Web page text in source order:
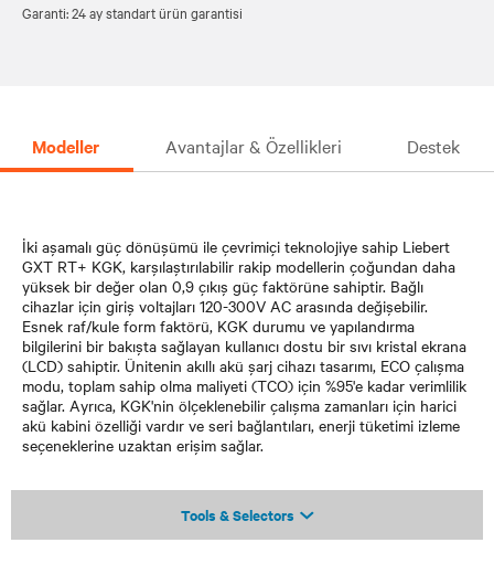
Garanti: 24 ay standart ürün garantisi
Modeller Avantajlar & Özellikleri Destek
İki aşamalı güç dönüşümü ile çevrimiçi teknolojiye sahip Liebert
GXT RT+ KGK, karşılaştırılabilir rakip modellerin çoğundan daha
yüksek bir değer olan 0,9 çıkış güç faktörüne sahiptir. Bağlı
cihazlar için giriş voltajları 120-300V AC arasında değişebilir.
Esnek raf/kule form faktörü, KGK durumu ve yapılandırma
bilgilerini bir bakışta sağlayan kullanıcı dostu bir sıvı kristal ekrana
(LCD) sahiptir. Ünitenin akıllı akü şarj cihazı tasarımı, ECO çalışma
modu, toplam sahip olma maliyeti (TCO) için %95'e kadar verimlilik
sağlar. Ayrıca, KGK'nin ölçeklenebilir çalışma zamanları için harici
akü kabini özelliği vardır ve seri bağlantıları, enerji tüketimi izleme
seçeneklerine uzaktan erişim sağlar.
Tools & Selectors